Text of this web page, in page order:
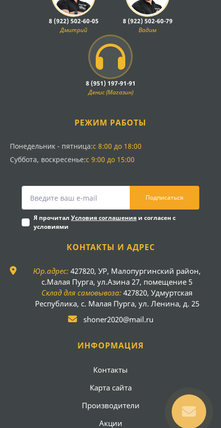
8 (922) 502-60-05
Дмитрий
8 (922) 502-60-79
Вадим
8 (951) 197-91-91
Денис (Магазин)
РЕЖИМ РАБОТЫ
Понедельник - пятница:с 8:00 до 18:00
Суббота, воскресенье:с 9:00 до 15:00
Подписаться
Я прочитал Условия соглашения и согласен с
условиями
КОНТАКТЫ И АДРЕС
Юр.адрес: 427820, УР, Малопургинский район,
с.Малая Пурга, ул.Азина 27, помещение 5
Склад для самовывоза: 427820, Удмуртская
Республика, с. Малая Пурга, ул. Ленина, д. 25
shoner2020@mail.ru
ИНФОРМАЦИЯ
Контакты
Карта сайта
Производители
Акции